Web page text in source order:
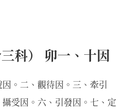
科） 卯一、十因
。二、觀待因。三、牽引
受因。六、引發因。七、定